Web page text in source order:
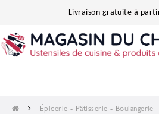
Livraison gratuite à
Basculer la navigation
☰
Épicerie - Pâtisserie - Boulangerie